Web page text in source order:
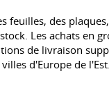
feuilles, des
Les achats en
de livraison
d'Europe de